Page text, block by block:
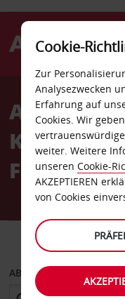
Avis
Kamraj
Flughafen
FAHRZEUG
ABHOLEN VON
Cookie-
Zur
Analysezwecken
Erfahrung auf
Cookies. Wir
weiter. Weitere
unseren Cookie-
AKZEPTIEREN
von Cookies